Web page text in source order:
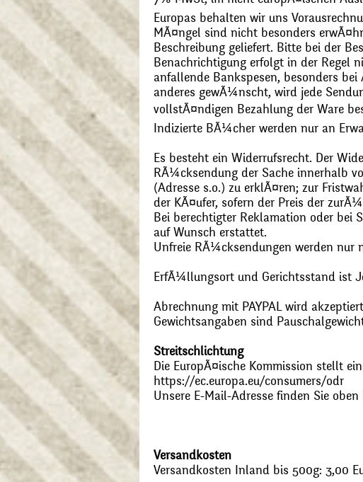
Europas behalten wir uns
MÃ¤ngel sind nicht besonders
Beschreibung geliefert. Bitte bei der
Benachrichtigung erfolgt in der Regel
anfallende Bankspesen, besonders
anderes gewÃ¼nscht, wird jede
vollstÃ¤ndigen Bezahlung der Ware
Indizierte BÃ¼cher werden nur an
Es besteht ein Widerrufsrecht. Der
RÃ¼cksendung der Sache innerhalb
(Adresse s.o.) zu erklÃ¤ren; zur
der KÃ¤ufer, sofern der Preis der
Bei berechtigter Reklamation oder bei
auf Wunsch erstattet.
Unfreie RÃ¼cksendungen werden nur
ErfÃ¼llungsort und Gerichtsstand ist
Abrechnung mit PAYPAL wird
Gewichtsangaben sind
Streitschlichtung
Die EuropÃ¤ische Kommission stellt
https://ec.europa.eu/consumers/odr
Unsere E-Mail-Adresse finden Sie
Versandkosten
Versandkosten Inland bis 500g: 3,00